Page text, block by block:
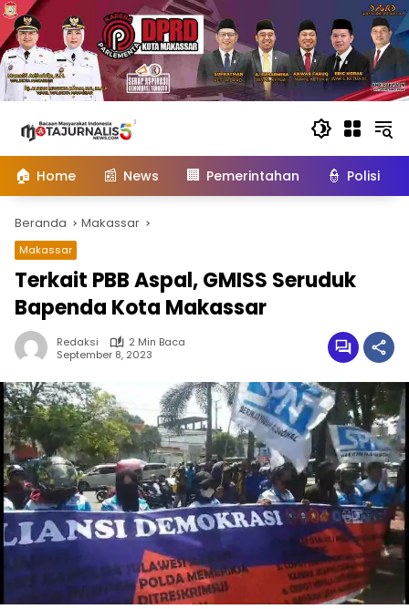
konten
🏠 Home 📰 News 🏢 Pemerintahan 👮 Polisi
Beranda Makassar
Makassar
Terkait PBB Aspal, GMISS Seruduk
Bapenda Kota Makassar
Redaksi
2 Min Baca
September 8, 2023